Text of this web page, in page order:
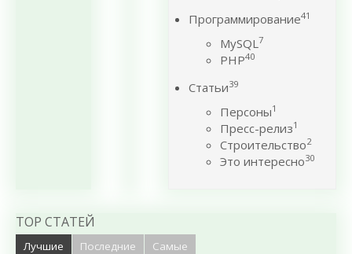
Программирование41
MySQL7
PHP40
Статьи39
Персоны1
Пресс-релиз1
Строительство2
Это интересно30
TOP СТАТЕЙ
Лучшие Последние Самые